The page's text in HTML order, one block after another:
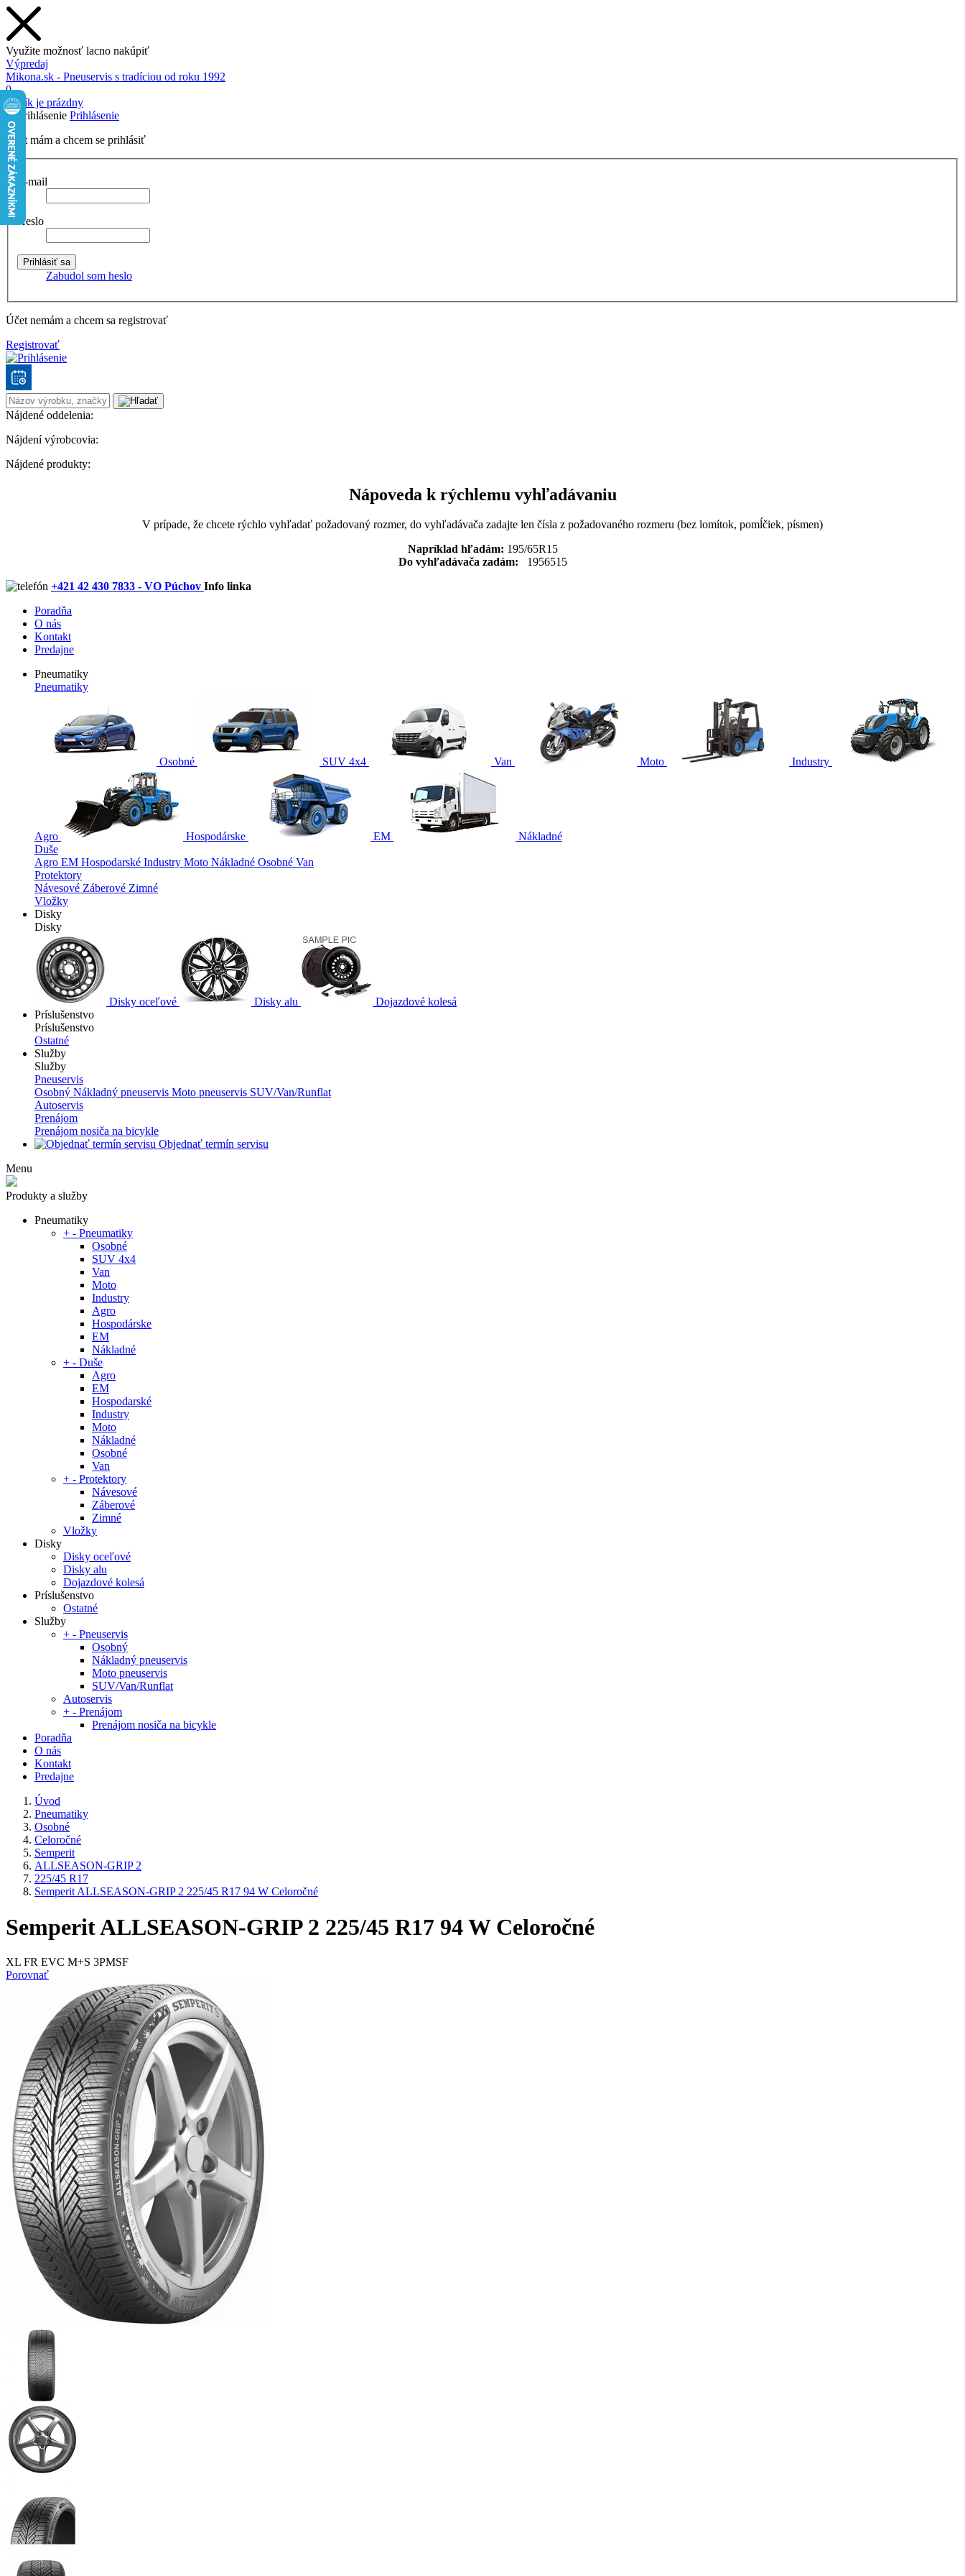
Využite možnosť lacno nakúpiť
Výpredaj
Mikona.sk - Pneuservis s tradíciou od roku 1992
0
Košík je prázdny
Prihlásenie
Účet mám a chcem se prihlásiť
E-mail
Heslo
Zabudol som heslo
Účet nemám a chcem sa registrovať
Registrovať
Nájdené oddelenia:
Nájdení výrobcovia:
Nájdené produkty:
Nápoveda k rýchlemu vyhľadávaniu
V prípade, že chcete rýchlo vyhľadať požadovaný rozmer, do vyhľadávača zadajte len čísla z požadovaného rozmeru (bez lomítok, pomĺčiek, písmen)
Napríklad hľadám: 195/65R15
Do vyhľadávača zadám: 1956515
+421 42 430 7833 - VO Púchov Info linka
Poradňa
O nás
Kontakt
Predajne
Pneumatiky
Pneumatiky
Osobné SUV 4x4 Van Moto Industry
Agro Hospodárske EM
Nákladné
Duše
Agro EM Hospodarské Industry Moto Nákladné Osobné Van
Protektory
Návesové Záberové Zimné
Vložky
Disky
Disky
Disky oceľové Disky alu
Dojazdové kolesá
Príslušenstvo
Príslušenstvo
Ostatné
Služby
Služby
Pneuservis
Osobný Nákladný pneuservis Moto pneuservis SUV/Van/Runflat
Autoservis
Prenájom
Prenájom nosiča na bicykle
Objednať termín servisu
Menu
Produkty a služby
Pneumatiky
+ - Pneumatiky
Osobné
SUV 4x4
Van
Moto
Industry
Agro
Hospodárske
EM
Nákladné
+ - Duše
Agro
EM
Hospodarské
Industry
Moto
Nákladné
Osobné
Van
+ - Protektory
Návesové
Záberové
Zimné
Vložky
Disky
Disky oceľové
Disky alu
Dojazdové kolesá
Príslušenstvo
Ostatné
Služby
+ - Pneuservis
Osobný
Nákladný pneuservis
Moto pneuservis
SUV/Van/Runflat
Autoservis
+ - Prenájom
Prenájom nosiča na bicykle
Poradňa
O nás
Kontakt
Predajne
Úvod
Pneumatiky
Osobné
Celoročné
Semperit
ALLSEASON-GRIP 2
225/45 R17
Semperit ALLSEASON-GRIP 2 225/45 R17 94 W Celoročné
Semperit ALLSEASON-GRIP 2 225/45 R17 94 W Celoročné
XL FR EVC M+S 3PMSF
Porovnať